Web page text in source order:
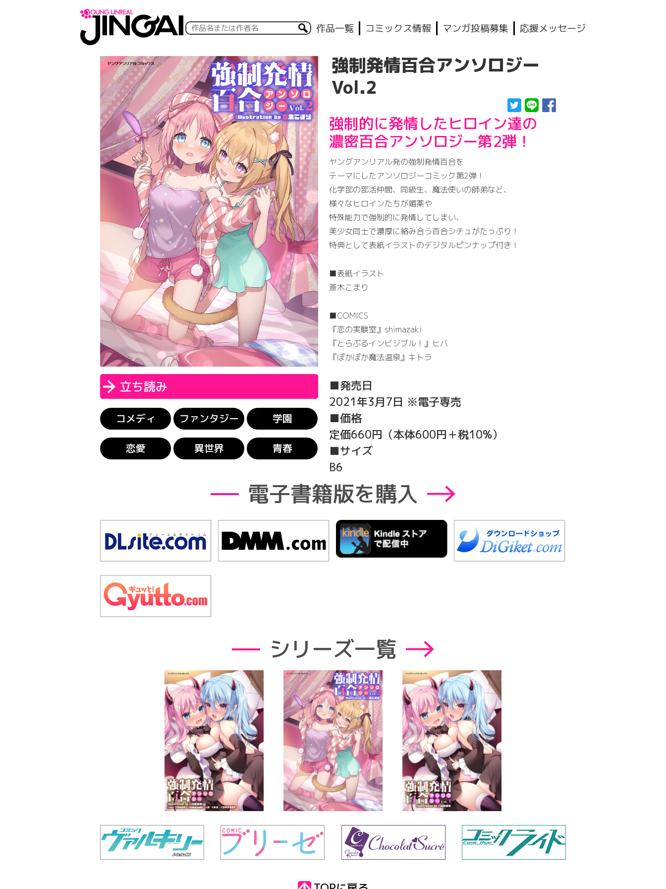
作品一覧 コミックス情報 マンガ投稿募集 応援メッセージ
強制発情百合アンソロジー
Vol.2
立ち読み
コメディ ファンタジー 学園
恋愛 異世界 青春
強制的に発情したヒロイン達の
濃密百合アンソロジー第2弾！
ヤングアンリアル発の強制発情百合を
テーマにしたアンソロジーコミック第2弾！
化学部の部活仲間、同級生、魔法使いの師弟など、
様々なヒロインたちが媚薬や
特殊能力で強制的に発情してしまい、
美少女同士で濃厚に絡み合う百合シチュがたっぷり！
特典として表紙イラストのデジタルピンナップ付き！
■表紙イラスト
斎木こまり
■COMICS
『恋の実験室』shimazaki
『とらぶるインビジブル！』ヒバ
『ぽかぽか魔法温泉』キトラ
■発売日
2021年3月7日 ※電子専売
■価格
定価660円（本体600円＋税10%）
■サイズ
B6
電子書籍版を購入
シリーズ一覧